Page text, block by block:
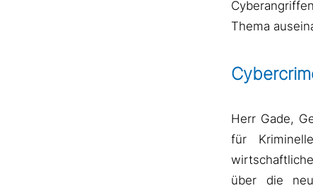
Thema
Herr Gade,
für
über die